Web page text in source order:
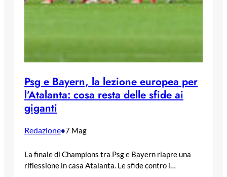
Psg e Bayern, la lezione europea per
l’Atalanta: cosa resta delle sfide ai
giganti
Redazione•7 Mag
La finale di Champions tra Psg e Bayern riapre una
riflessione in casa Atalanta. Le sfide contro i…